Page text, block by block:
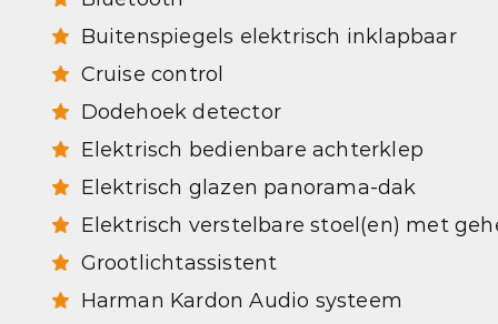
Buitenspiegels elektrisch inklapbaar
Cruise control
Dodehoek detector
Elektrisch bedienbare achterklep
Elektrisch glazen panorama-dak
Elektrisch verstelbare stoel(en) met
Grootlichtassistent
Harman Kardon Audio systeem